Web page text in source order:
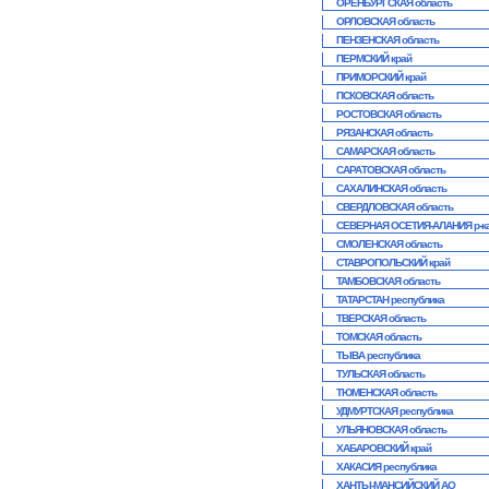
ОРЕНБУРГСКАЯ область
ОРЛОВСКАЯ область
ПЕНЗЕНСКАЯ область
ПЕРМСКИЙ край
ПРИМОРСКИЙ край
ПСКОВСКАЯ область
РОСТОВСКАЯ область
РЯЗАНСКАЯ область
САМАРСКАЯ область
САРАТОВСКАЯ область
САХАЛИНСКАЯ область
СВЕРДЛОВСКАЯ область
СЕВЕРНАЯ ОСЕТИЯ-АЛАНИЯ р-
СМОЛЕНСКАЯ область
СТАВРОПОЛЬСКИЙ край
ТАМБОВСКАЯ область
ТАТАРСТАН республика
ТВЕРСКАЯ область
ТОМСКАЯ область
ТЫВА республика
ТУЛЬСКАЯ область
ТЮМЕНСКАЯ область
УДМУРТСКАЯ республика
УЛЬЯНОВСКАЯ область
ХАБАРОВСКИЙ край
ХАКАСИЯ республика
ХАНТЫ-МАНСИЙСКИЙ АО